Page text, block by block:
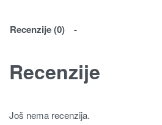
Recenzije (0)
Recenzije
Još nema recenzija.